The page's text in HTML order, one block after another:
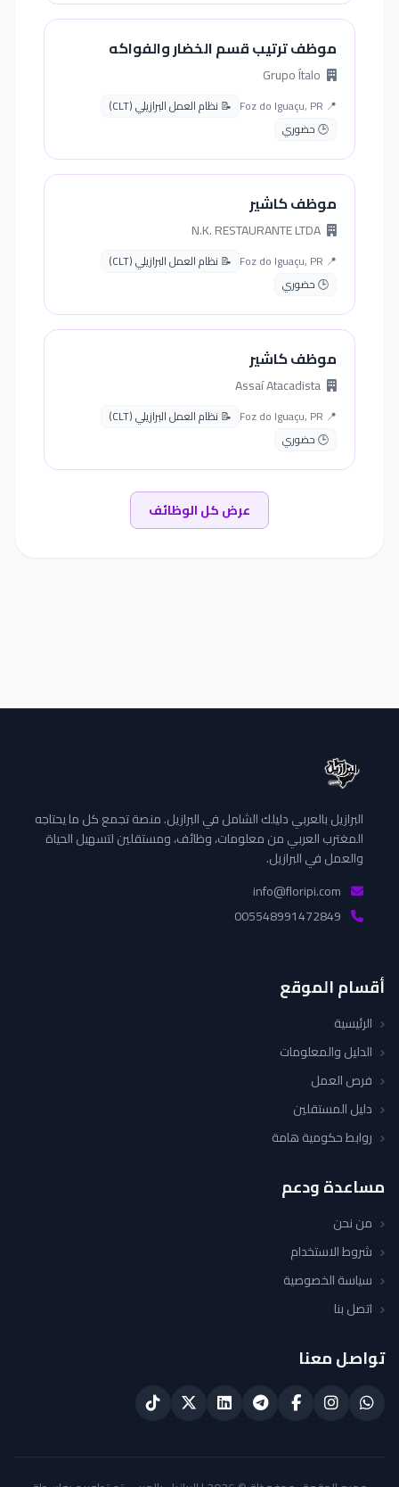
موظف ترتيب قسم الخضار والفواكه
📍 Foz do Iguaçu, PR
📝 نظام العمل البرازيلي (CLT)
🕒 حضوري
موظف كاشير
📍 Foz do Iguaçu, PR
📝 نظام العمل البرازيلي (CLT)
🕒 حضوري
موظف كاشير
📍 Foz do Iguaçu, PR
📝 نظام العمل البرازيلي (CLT)
🕒 حضوري
عرض كل الوظائف
البرازيل بالعربي دليلك الشامل في البرازيل. منصة تجمع كل ما يحتاجه
المغترب العربي من معلومات، وظائف، ومستقلين لتسهيل الحياة
والعمل في البرازيل.
أقسام الموقع
الرئيسية
الدليل والمعلومات
فرص العمل
دليل المستقلين
روابط حكومية هامة
مساعدة ودعم
من نحن
شروط الاستخدام
سياسة الخصوصية
اتصل بنا
تواصل معنا